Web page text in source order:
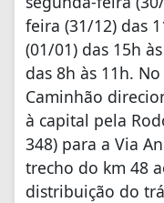
feira (31/12) das
(01/01) das 15h
das 8h às 11h.
Caminhão
à capital pela
348) para a Via
trecho do km 48
distribuição do